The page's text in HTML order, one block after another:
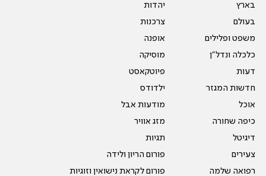
בארץ
בעולם
משפט ופלילים
כלכלה ונדל"ן
דעות
חדשות המגזר
אוכל
כיפה שחורה
דיגיטל
צעירים
רפואה שלמה
יהדות
צרכנות
אופנה
מוסיקה
פיוטקאסט
ילדודס
מודעות אבל
מזג אוויר
תגיות
פורום הריון ולידה
פורום לקראת נישואין וזוגיות